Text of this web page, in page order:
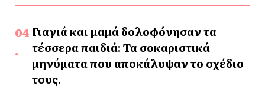
Γιαγιά και μαμά δολοφόνησαν τα
τέσσερα παιδιά: Τα σοκαριστικά
μηνύματα που αποκάλυψαν το σχέδιο
τους.